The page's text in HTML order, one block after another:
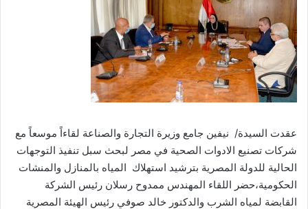
عقدت السيدة/ نيفين جامع وزيرة التجارة والصناعة لقاءاً موسعاً مع
شركات تصنيع الادوات الصحية في مصر لبحث سبل تنفيذ التوجهات
الحالية للدولة المصرية بترشيد استهلاك المياه بالمنازل والمنشات
الحكومية،حضر اللقاء المهندس ممدوح رسلان رئيس الشركة
القابضة لمياه الشرب والدكتور خالد صوفي رئيس الهيئة المصرية